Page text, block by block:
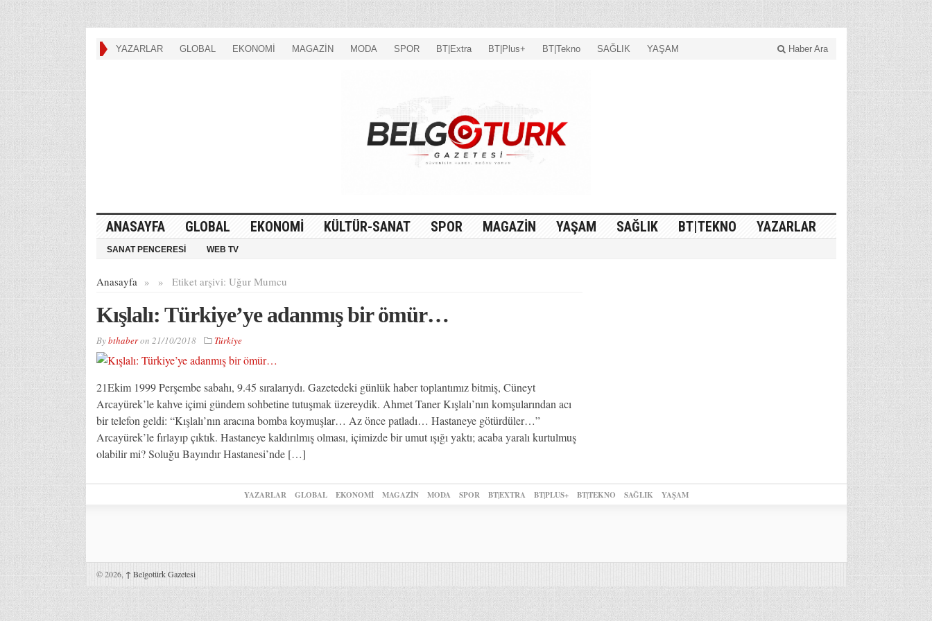
YAZARLAR GLOBAL EKONOMİ MAGAZİN MODA SPOR BT|Extra BT|Plus+ BT|Tekno SAĞLIK YAŞAM Haber Ara
ANASAYFA GLOBAL EKONOMİ KÜLTÜR-SANAT SPOR MAGAZİN YAŞAM SAĞLIK BT|TEKNO YAZARLAR
SANAT PENCERESİ WEB TV
Anasayfa » Etiket arşivi:
» Uğur Mumcu
Kışlalı: Türkiye’ye adanmış bir ömür…
Bybthaberon 21/10/2018 Türkiye
21Ekim 1999 Perşembe sabahı, 9.45 sıralarıydı. Gazetedeki günlük haber toplantımız bitmiş, Cüneyt
Arcayürek’le kahve içimi gündem sohbetine tutuşmak üzereydik. Ahmet Taner Kışlalı’nın komşularından acı
bir telefon geldi: “Kışlalı’nın aracına bomba koymuşlar… Az önce patladı… Hastaneye götürdüler…”
Arcayürek’le fırlayıp çıktık. Hastaneye kaldırılmış olması, içimizde bir umut ışığı yaktı; acaba yaralı kurtulmuş
olabilir mi? Soluğu Bayındır Hastanesi’nde […]
YAZARLAR GLOBAL EKONOMİ MAGAZİN MODA SPOR BT|EXTRA BT|PLUS+ BT|TEKNO SAĞLIK YAŞAM
© 2026, ↑ Belgotürk Gazetesi